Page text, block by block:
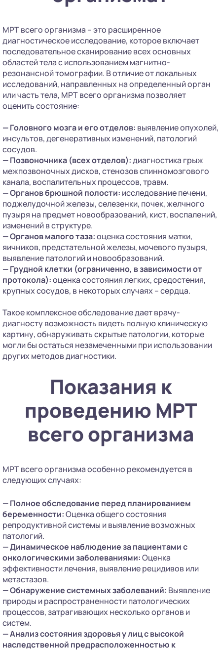
МРТ всего организма – это расширенное
диагностическое исследование, которое включает
последовательное сканирование всех основных
областей тела с использованием магнитно-
резонансной томографии. В отличие от локальных
исследований, направленных на определенный орган
или часть тела, МРТ всего организма позволяет
оценить состояние:
—Головного мозга и его отделов: выявление опухолей,
инсультов, дегенеративных изменений, патологий
сосудов.
—Позвоночника (всех отделов):диагностика грыж
межпозвоночных дисков, стенозов спинномозгового
канала, воспалительных процессов, травм.
—Органов брюшной полости: исследование печени,
поджелудочной железы, селезенки, почек, желчного
пузыря на предмет новообразований, кист, воспалений,
изменений в структуре.
—Органов малого таза:оценка состояния матки,
яичников, предстательной железы, мочевого пузыря,
выявление патологий и новообразований.
—Грудной клетки (ограниченно, в зависимости от
протокола):оценка состояния легких, средостения,
крупных сосудов, в некоторых случаях – сердца.
Такое комплексное обследование дает врачу-
диагносту возможность видеть полную клиническую
картину, обнаруживать скрытые патологии, которые
могли бы остаться незамеченными при использовании
других методов диагностики.
Показания к
проведению МРТ
всего организма
МРТ всего организма особенно рекомендуется в
следующих случаях:
— Полное обследование перед планированием
беременности:Оценка общего состояния
репродуктивной системы и выявление возможных
патологий.
— Динамическое наблюдение за пациентами с
онкологическими заболеваниями:Оценка
эффективности лечения, выявление рецидивов или
метастазов.
—Обнаружение системных заболеваний: Выявление
природы и распространенности патологических
процессов, затрагивающих несколько органов и
систем.
—Анализ состояния здоровья у лиц с высокой
наследственной предрасположенностью к